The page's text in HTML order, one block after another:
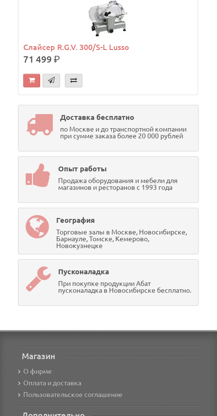
Слайсер R.G.V. 300/S-L Lusso
71 499р.
Доставка бесплатно
по Москве и до транспортной компании
при сумме заказа более 20 000 рублей
Опыт работы
Продажа оборудования и мебели для
магазинов и ресторанов с 1993 года
География
Торговые залы в Москве, Новосибирске,
Барнауле, Томске, Кемерово,
Новокузнецке
Пусконаладка
При покупке продукции Абат
пусконаладка в Новосибирске бесплатно.
Магазин
О фирме
Оплата и доставка
Пользовательское соглашение